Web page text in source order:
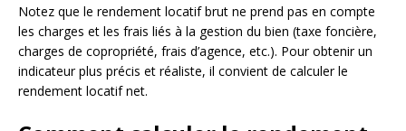
Notez que le rendement locatif brut ne prend pas en compte
les charges et les frais liés à la gestion du bien (taxe foncière,
charges de copropriété, frais d’agence, etc.). Pour obtenir un
indicateur plus précis et réaliste, il convient de calculer le
rendement locatif net.